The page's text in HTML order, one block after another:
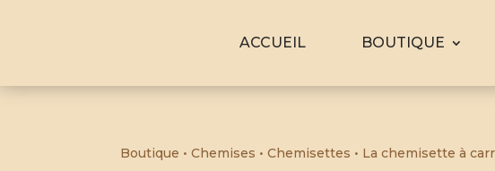
ACCUEIL BOUTIQUE
Boutique •Chemises •Chemisettes • La chemisette à